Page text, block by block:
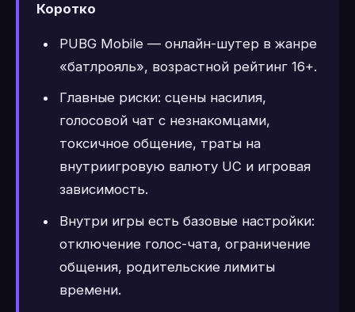
Коротко
PUBG Mobile — онлайн-шутер в жанре
«батлрояль», возрастной рейтинг 16+.
Главные риски: сцены насилия,
голосовой чат с незнакомцами,
токсичное общение, траты на
внутриигровую валюту UC и игровая
зависимость.
Внутри игры есть базовые настройки:
отключение голос-чата, ограничение
общения, родительские лимиты
времени.